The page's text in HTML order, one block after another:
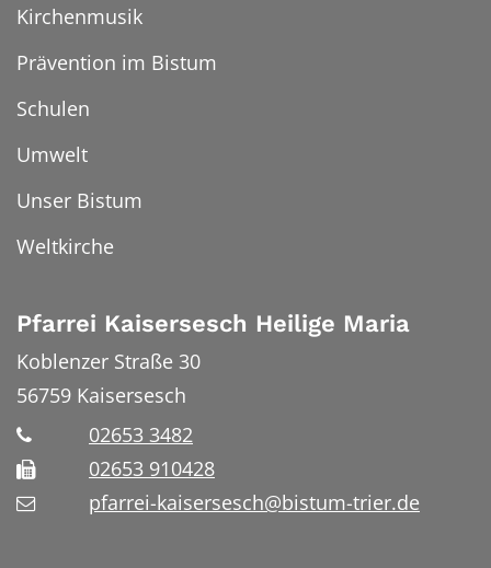
Kirchenmusik
Prävention im Bistum
Schulen
Umwelt
Unser Bistum
Weltkirche
Pfarrei Kaisersesch Heilige Maria
Koblenzer Straße 30
56759 Kaisersesch
02653 3482
02653 910428
pfarrei-kaisersesch@bistum-trier.de